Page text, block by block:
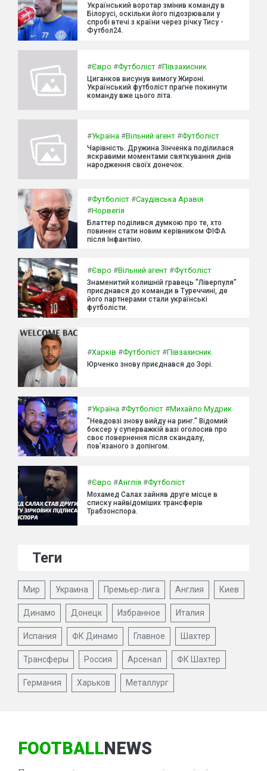
Український воротар змінив команду в
Білорусі, оскільки його підозрювали у
спробі втечі з країни через річку Тису -
Футбол24.
#Євро #Футболіст #Півзахисник
Циганков висунув вимогу Жироні.
Український футболіст прагне покинути
команду вже цього літа.
#Україна #Вільний агент #Футболіст
Чарівність. Дружина Зінченка поділилася
яскравими моментами святкування днів
народження своїх донечок.
#Футболіст #Саудівська Аравія
#Норвегія
Блаттер поділився думкою про те, хто
повинен стати новим керівником ФІФА
після Інфантіно.
#Євро #Вільний агент #Футболіст
Знаменитий колишній гравець "Ліверпуля"
приєднався до команди в Туреччині, де
його партнерами стали українські
футболісти.
#Харків #Футболіст #Півзахисник
Юрченко знову приєднався до Зорі.
#Україна #Футболіст #Михайло Мудрик
"Невдовзі знову вийду на ринг." Відомий
боксер у суперважкій вазі оголосив про
своє повернення після скандалу,
пов'язаного з допінгом.
#Євро #Англія #Футболіст
Мохамед Салах зайняв друге місце в
списку найвідоміших трансферів
Трабзонспора.
Теги
Мир Украина Премьер-лига Англия Киев
Динамо Донецк Избранное Италия
Испания ФК Динамо Главное Шахтер
Трансферы Россия Арсенал ФК Шахтер
Германия Харьков Металлург
FOOTBALLNEWS